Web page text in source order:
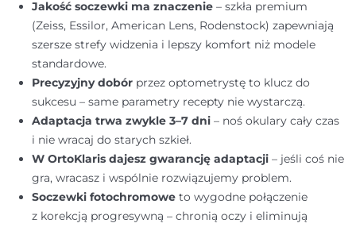
Jakość soczewki ma znaczenie – szkła premium
(Zeiss, Essilor, American Lens, Rodenstock) zapewniają
szersze strefy widzenia i lepszy komfort niż modele
standardowe.
Precyzyjny dobór przez optometrystę to klucz do
sukcesu – same parametry recepty nie wystarczą.
Adaptacja trwa zwykle 3–7 dni – noś okulary cały czas
i nie wracaj do starych szkieł.
W OrtoKlaris dajesz gwarancję adaptacji – jeśli coś nie
gra, wracasz i wspólnie rozwiązujemy problem.
Soczewki fotochromowe to wygodne połączenie
z korekcją progresywną – chronią oczy i eliminują